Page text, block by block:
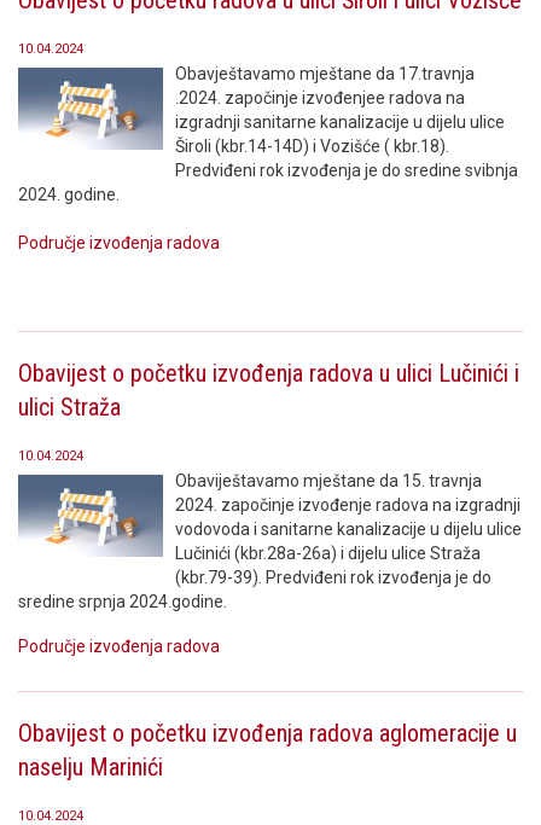
10.04.2024
Obavještavamo mještane da 17.travnja
.2024. započinje izvođenjee radova na
izgradnji sanitarne kanalizacije u dijelu ulice
Široli (kbr.14-14D) i Vozišće ( kbr.18).
Predviđeni rok izvođenja je do sredine svibnja
2024. godine.
Područje izvođenja radova
Obavijest o početku izvođenja radova u ulici Lučinići i
ulici Straža
10.04.2024
Obaviještavamo mještane da 15. travnja
2024. započinje izvođenje radova na izgradnji
vodovoda i sanitarne kanalizacije u dijelu ulice
Lučinići (kbr.28a-26a) i dijelu ulice Straža
(kbr.79-39). Predviđeni rok izvođenja je do
sredine srpnja 2024.godine.
Područje izvođenja radova
Obavijest o početku izvođenja radova aglomeracije u
naselju Marinići
10.04.2024